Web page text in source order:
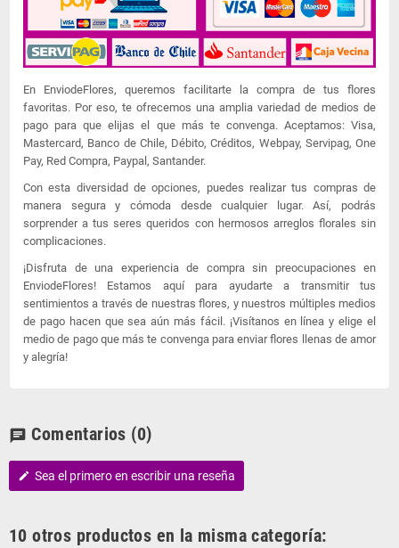
En EnviodeFlores, queremos facilitarte la compra de tus flores
favoritas. Por eso, te ofrecemos una amplia variedad de medios de
pago para que elijas el que más te convenga. Aceptamos: Visa,
Mastercard, Banco de Chile, Débito, Créditos, Webpay, Servipag, One
Pay, Red Compra, Paypal, Santander.
Con esta diversidad de opciones, puedes realizar tus compras de
manera segura y cómoda desde cualquier lugar. Así, podrás
sorprender a tus seres queridos con hermosos arreglos florales sin
complicaciones.
¡Disfruta de una experiencia de compra sin preocupaciones en
EnviodeFlores! Estamos aquí para ayudarte a transmitir tus
sentimientos a través de nuestras flores, y nuestros múltiples medios
de pago hacen que sea aún más fácil. ¡Visítanos en línea y elige el
medio de pago que más te convenga para enviar flores llenas de amor
y alegría!
chat Comentarios (0)
edit Sea el primero en escribir una reseña
10 otros productos en la misma categoría: